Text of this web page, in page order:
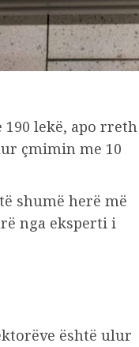
lekë, apo rreth
çmimin me 10
shumë herë më
nga eksperti i
është ulur